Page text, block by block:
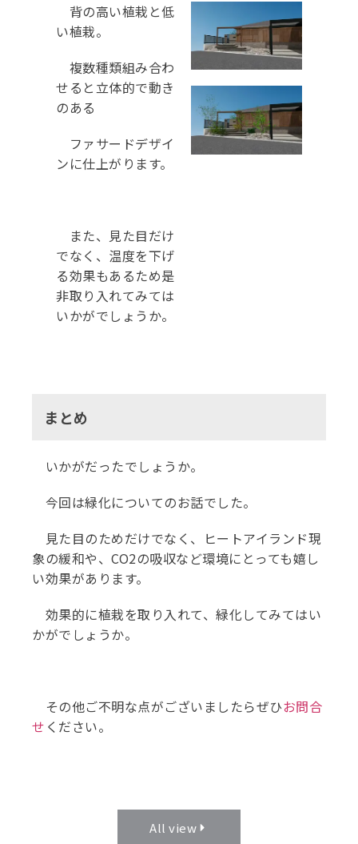
背の高い植栽と低
い植栽。
複数種類組み合わ
せると立体的で動き
のある
ファサードデザイ
ンに仕上がります。
また、見た目だけ
でなく、温度を下げ
る効果もあるため是
非取り入れてみては
いかがでしょうか。
まとめ
いかがだったでしょうか。
今回は緑化についてのお話でした。
見た目のためだけでなく、ヒートアイランド現
象の緩和や、CO2の吸収など環境にとっても嬉し
い効果があります。
効果的に植栽を取り入れて、緑化してみてはい
かがでしょうか。
その他ご不明な点がございましたらぜひお問合
せ ください。
All view